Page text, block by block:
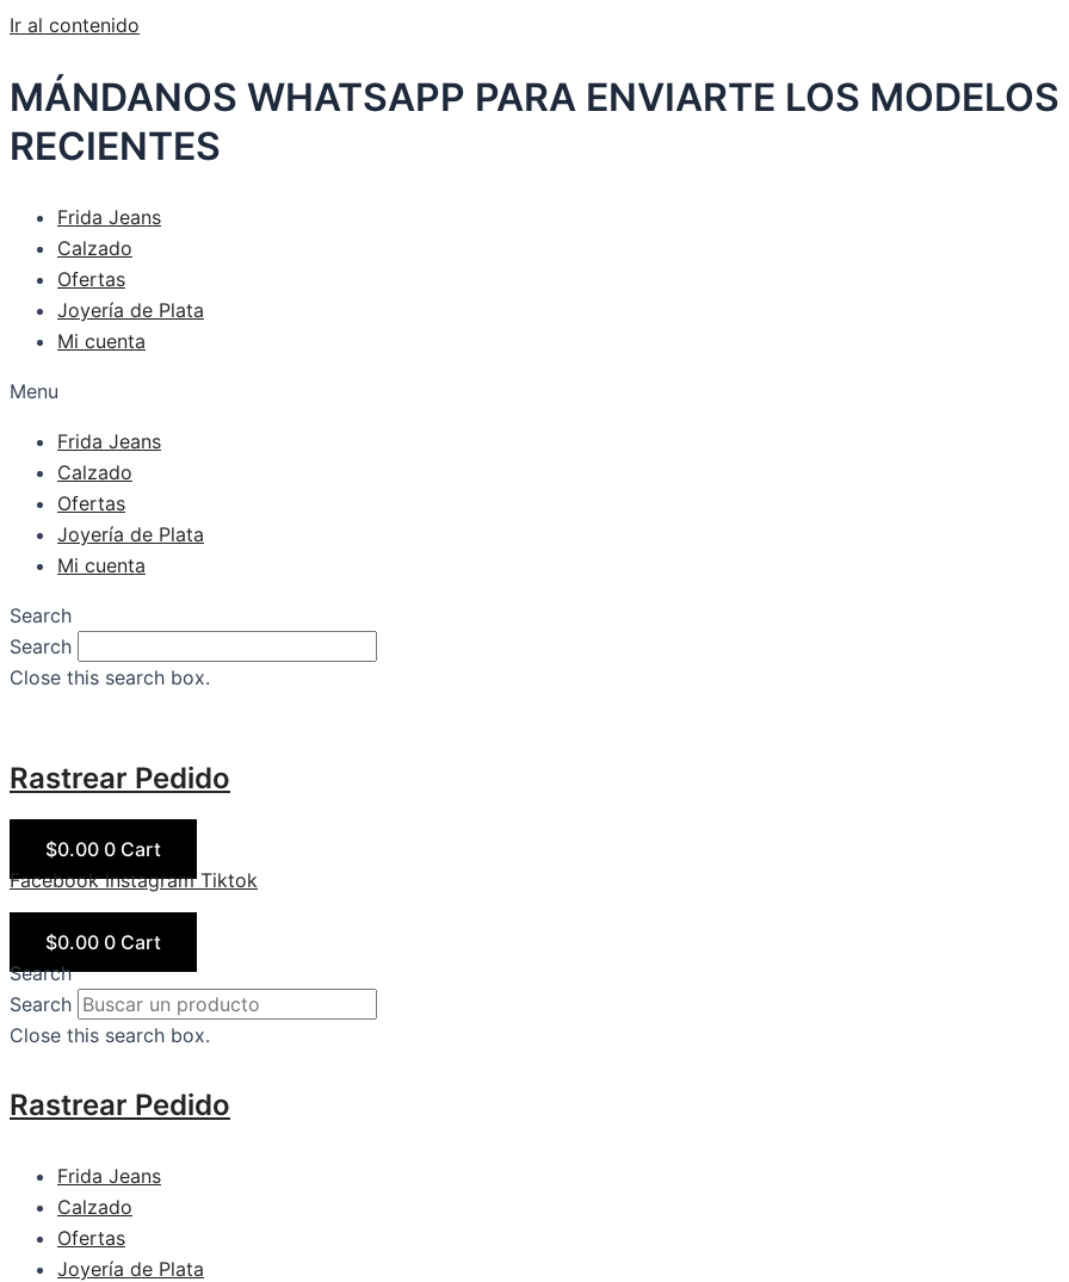
Ir al contenido
MÁNDANOS WHATSAPP PARA ENVIARTE LOS
RECIENTES
Frida Jeans
Calzado
Ofertas
Joyería de Plata
Mi cuenta
Menu
Frida Jeans
Calzado
Ofertas
Joyería de Plata
Mi cuenta
Search
Search
Close this search box.
Rastrear Pedido
$0.00 0 Cart
Facebook Instagram Tiktok
$0.00 0 Cart
Search
Search
Close this search box.
Rastrear Pedido
Frida Jeans
Calzado
Ofertas
Joyería de Plata